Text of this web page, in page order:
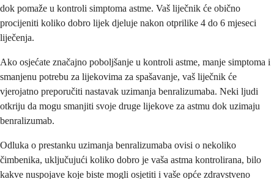
dok pomaže u kontroli simptoma astme. Vaš liječnik će obično
procijeniti koliko dobro lijek djeluje nakon otprilike 4 do 6 mjeseci
liječenja.
Ako osjećate značajno poboljšanje u kontroli astme, manje simptoma i
smanjenu potrebu za lijekovima za spašavanje, vaš liječnik će
vjerojatno preporučiti nastavak uzimanja benralizumaba. Neki ljudi
otkriju da mogu smanjiti svoje druge lijekove za astmu dok uzimaju
benralizumab.
Odluka o prestanku uzimanja benralizumaba ovisi o nekoliko
čimbenika, uključujući koliko dobro je vaša astma kontrolirana, bilo
kakve nuspojave koje biste mogli osjetiti i vaše opće zdravstveno